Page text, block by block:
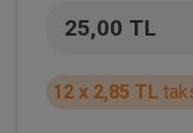
25,00 TL
12 x 2,85 TL